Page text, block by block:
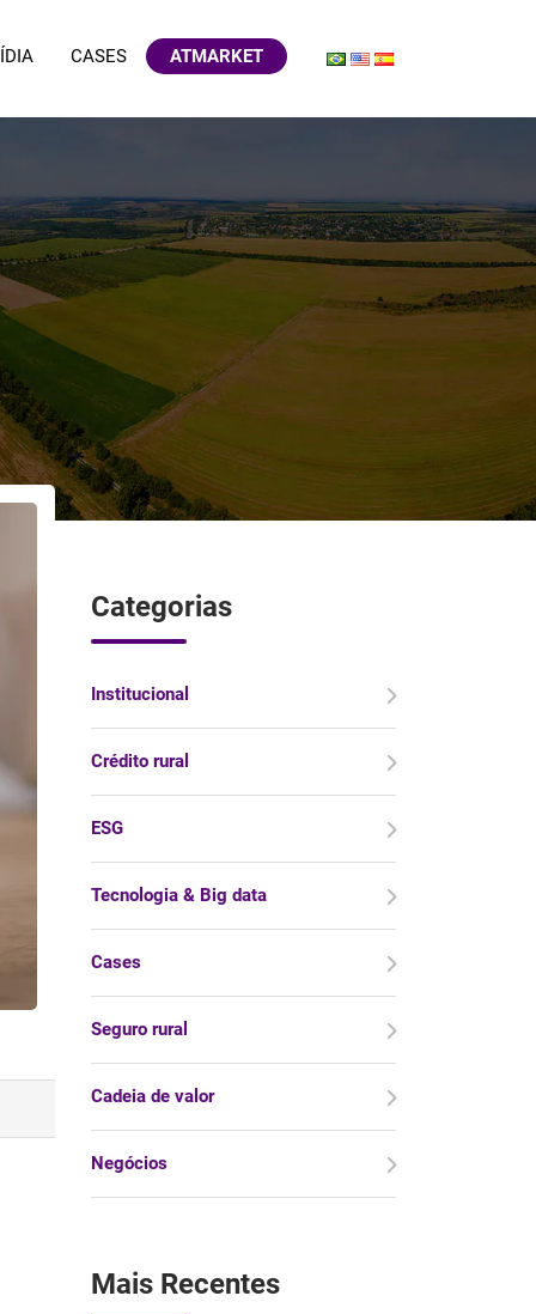
CASES ATMARKET
Categorias
Institucional
Crédito rural
ESG
Tecnologia & Big data
Cases
Seguro rural
Cadeia de valor
Negócios
Mais Recentes